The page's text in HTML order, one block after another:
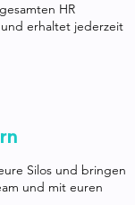
HR
erhaltet jederzeit
Silos und bringen
und mit euren